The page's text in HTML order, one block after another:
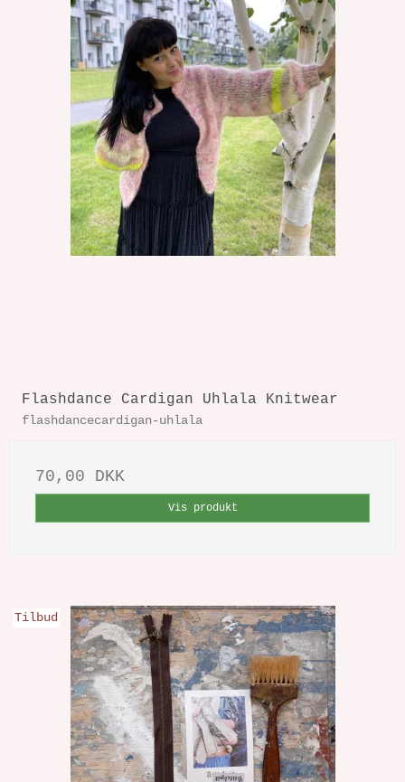
Flashdance Cardigan Uhlala Knitwear
flashdancecardigan-uhlala
70,00 DKK
Vis produkt
Tilbud